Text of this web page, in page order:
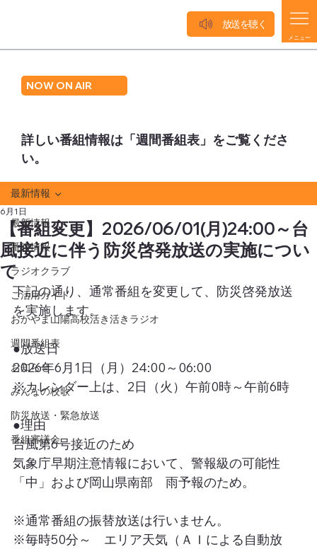
NOW ON AIR
詳しい番組情報は「週間番組表」をご覧くださ
い。
メニュー
放送を聴く
最新情報
番組情報
ラジオクラブ
ご活用ガイド
おかやま山陽高校活き活きラジオ
週間番組表
お知らせ
みんなの校歌
防災放送・緊急放送
番組審議会
最新情報
【番組変更】2026/06/01(月)24:00～台
風接近に伴う防災啓発放送の実施につい
て
6月1日
下記の通り、通常番組を変更して、防災啓発放送
を実施します。
●放送日
2026年6月1日（月）24:00～06:00
※カレンダー上は、2日（火）午前0時～午前6時
●理由
台風第6号接近のため
気象庁早期注意情報において、警報級の可能性
「中」および岡山県南部　雨予報のため。
※通常番組の振替放送は行いません。
※毎時50分～　エリア天気（ＡＩによる自動放